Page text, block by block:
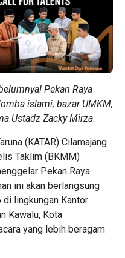
Pekan Raya
islami, bazar UMKM,
Ustadz Zacky Mirza.
(KATAR) Cilamajang
Taklim (BKMM)
Pekan Raya
ini akan berlangsung
lingkungan Kantor
Kawalu, Kota
yang lebih beragam